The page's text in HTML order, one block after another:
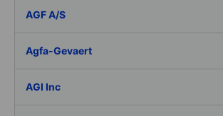
AGF A/S
Agfa-Gevaert
AGI Inc